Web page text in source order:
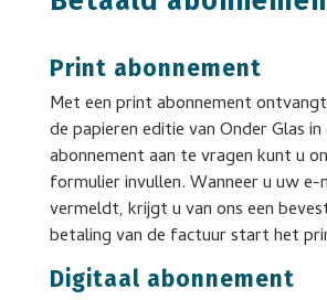
Print abonnement
Met een print abonnement ontvangt
de papieren editie van Onder Glas
abonnement aan te vragen kunt u
formulier invullen. Wanneer u uw e-
vermeldt, krijgt u van ons een
betaling van de factuur start het
Digitaal abonnement